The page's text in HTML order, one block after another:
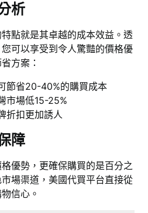
析
點就是其卓越的成本效益。透
可以享受到令人驚豔的價格優
方案：
節省20-40%的購買成本
市場低15-25%
折扣更加誘人
障
優勢，更確保購買的是百分之
場渠道，美國代買平台直接從
信心。